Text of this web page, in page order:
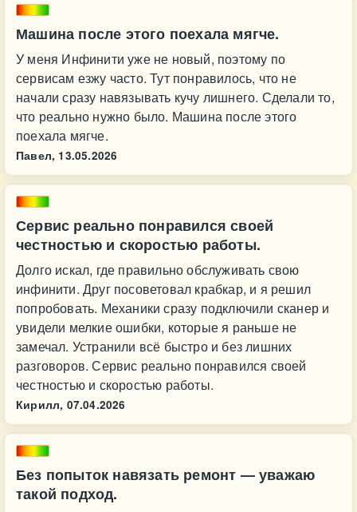
Машина после этого поехала мягче.
У меня Инфинити уже не новый, поэтому по
сервисам езжу часто. Тут понравилось, что не
начали сразу навязывать кучу лишнего. Сделали то,
что реально нужно было. Машина после этого
поехала мягче.
Павел, 13.05.2026
Сервис реально понравился своей
честностью и скоростью работы.
Долго искал, где правильно обслуживать свою
инфинити. Друг посоветовал крабкар, и я решил
попробовать. Механики сразу подключили сканер и
увидели мелкие ошибки, которые я раньше не
замечал. Устранили всё быстро и без лишних
разговоров. Сервис реально понравился своей
честностью и скоростью работы.
Кирилл, 07.04.2026
Без попыток навязать ремонт — уважаю
такой подход.